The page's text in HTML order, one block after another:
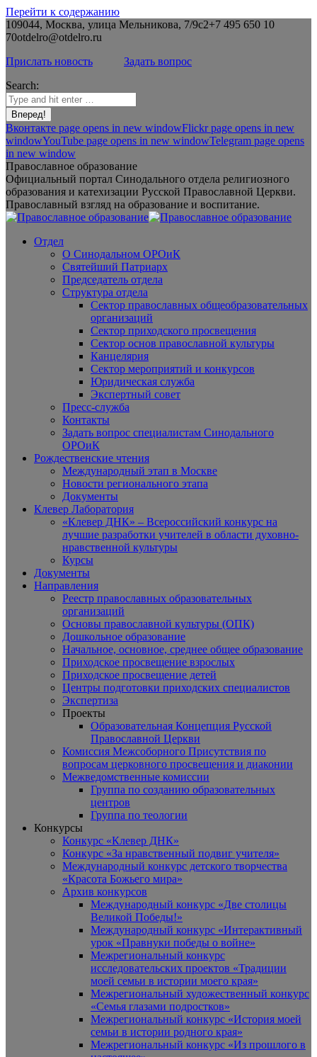
Перейти к содержанию
109044, Москва, улица Мельникова, 7/9с2+7 495 650 10
70otdelro@otdelro.ru
Прислать новость
Задать вопрос
Search:
Вконтакте page opens in new windowFlickr page opens in new
windowYouTube page opens in new windowTelegram page opens
in new window
Православное образование
Официальный портал Синодального отдела религиозного
образования и катехизации Русской Православной Церкви.
Православный взгляд на образование и воспитание.
Отдел
О Синодальном ОРОиК
Святейший Патриарх
Председатель отдела
Структура отдела
Сектор православных общеобразовательных
организаций
Сектор приходского просвещения
Сектор основ православной культуры
Канцелярия
Сектор мероприятий и конкурсов
Юридическая служба
Экспертный совет
Пресс-служба
Контакты
Задать вопрос специалистам Синодального
ОРОиК
Рождественские чтения
Международный этап в Москве
Новости регионального этапа
Документы
Клевер Лаборатория
«Клевер ДНК» – Всероссийский конкурс на
лучшие разработки учителей в области духовно-
нравственной культуры
Курсы
Документы
Направления
Реестр православных образовательных
организаций
Основы православной культуры (ОПК)
Дошкольное образование
Начальное, основное, среднее общее образование
Приходское просвещение взрослых
Приходское просвещение детей
Центры подготовки приходских специалистов
Экспертиза
Проекты
Образовательная Концепция Русской
Православной Церкви
Комиссия Межсоборного Присутствия по
вопросам церковного просвещения и диаконии
Межведомственные комиссии
Группа по созданию образовательных
центров
Группа по теологии
Конкурсы
Конкурс «Клевер ДНК»
Конкурс «За нравственный подвиг учителя»
Международный конкурс детского творчества
«Красота Божьего мира»
Архив конкурсов
Международный конкурс «Две столицы
Великой Победы!»
Международный конкурс «Интерактивный
урок «Правнуки победы о войне»
Межрегиональный конкурс
исследовательских проектов «Традиции
моей семьи в истории моего края»
Межрегиональный художественный конкурс
«Семья глазами подростков»
Межрегиональный конкурс «История моей
семьи в истории родного края»
Межрегиональный конкурс «Из прошлого в